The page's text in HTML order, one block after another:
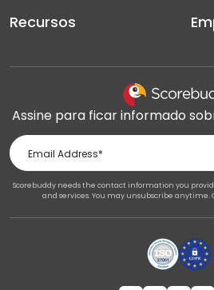
Recursos
Assine para ficar informado
Scorebuddy needs the contact information you
and services. You may unsubscribe anytime.